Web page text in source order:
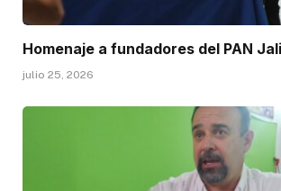
Homenaje a fundadores del PAN
julio 25, 2026